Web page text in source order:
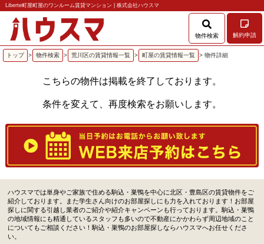
Liberte町屋町屋のワンルーム賃貸マンション | 株式会社ハウスマ
物件検索 解約申請
トップ > 物件検索 > 荒川区の賃貸情報一覧 > 町屋の賃貸情報一覧 > 物件詳細
こちらの物件は掲載を終了しております。
条件を変えて、再度検索をお願いします。
ハウスマでは単身やご家族で住める駒込・巣鴨を中心に北区・豊島区の賃貸物件をご
紹介しております。また学生さん向けのお部屋探しにも力を入れております！お部屋
探しに関する引越し業者のご紹介や紹介キャンペーンも行っております。駒込・巣鴨
の地域情報にも精通しているスタッフも多いので不動産にかかわらず周辺地域のこと
についてもご相談ください！駒込・巣鴨のお部屋探しならハウスマへお任せくださ
い。